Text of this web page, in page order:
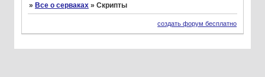
» Все о серваках » Скрипты
создать форум бесплатно